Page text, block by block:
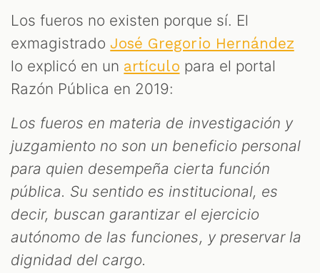
Los fueros no existen porque sí. El
exmagistrado José Gregorio Hernández
lo explicó en un artículo para el portal
Razón Pública en 2019:
Los fueros en materia de investigación y
juzgamiento no son un beneficio personal
para quien desempeña cierta función
pública. Su sentido es institucional, es
decir, buscan garantizar el ejercicio
autónomo de las funciones, y preservar la
dignidad del cargo.